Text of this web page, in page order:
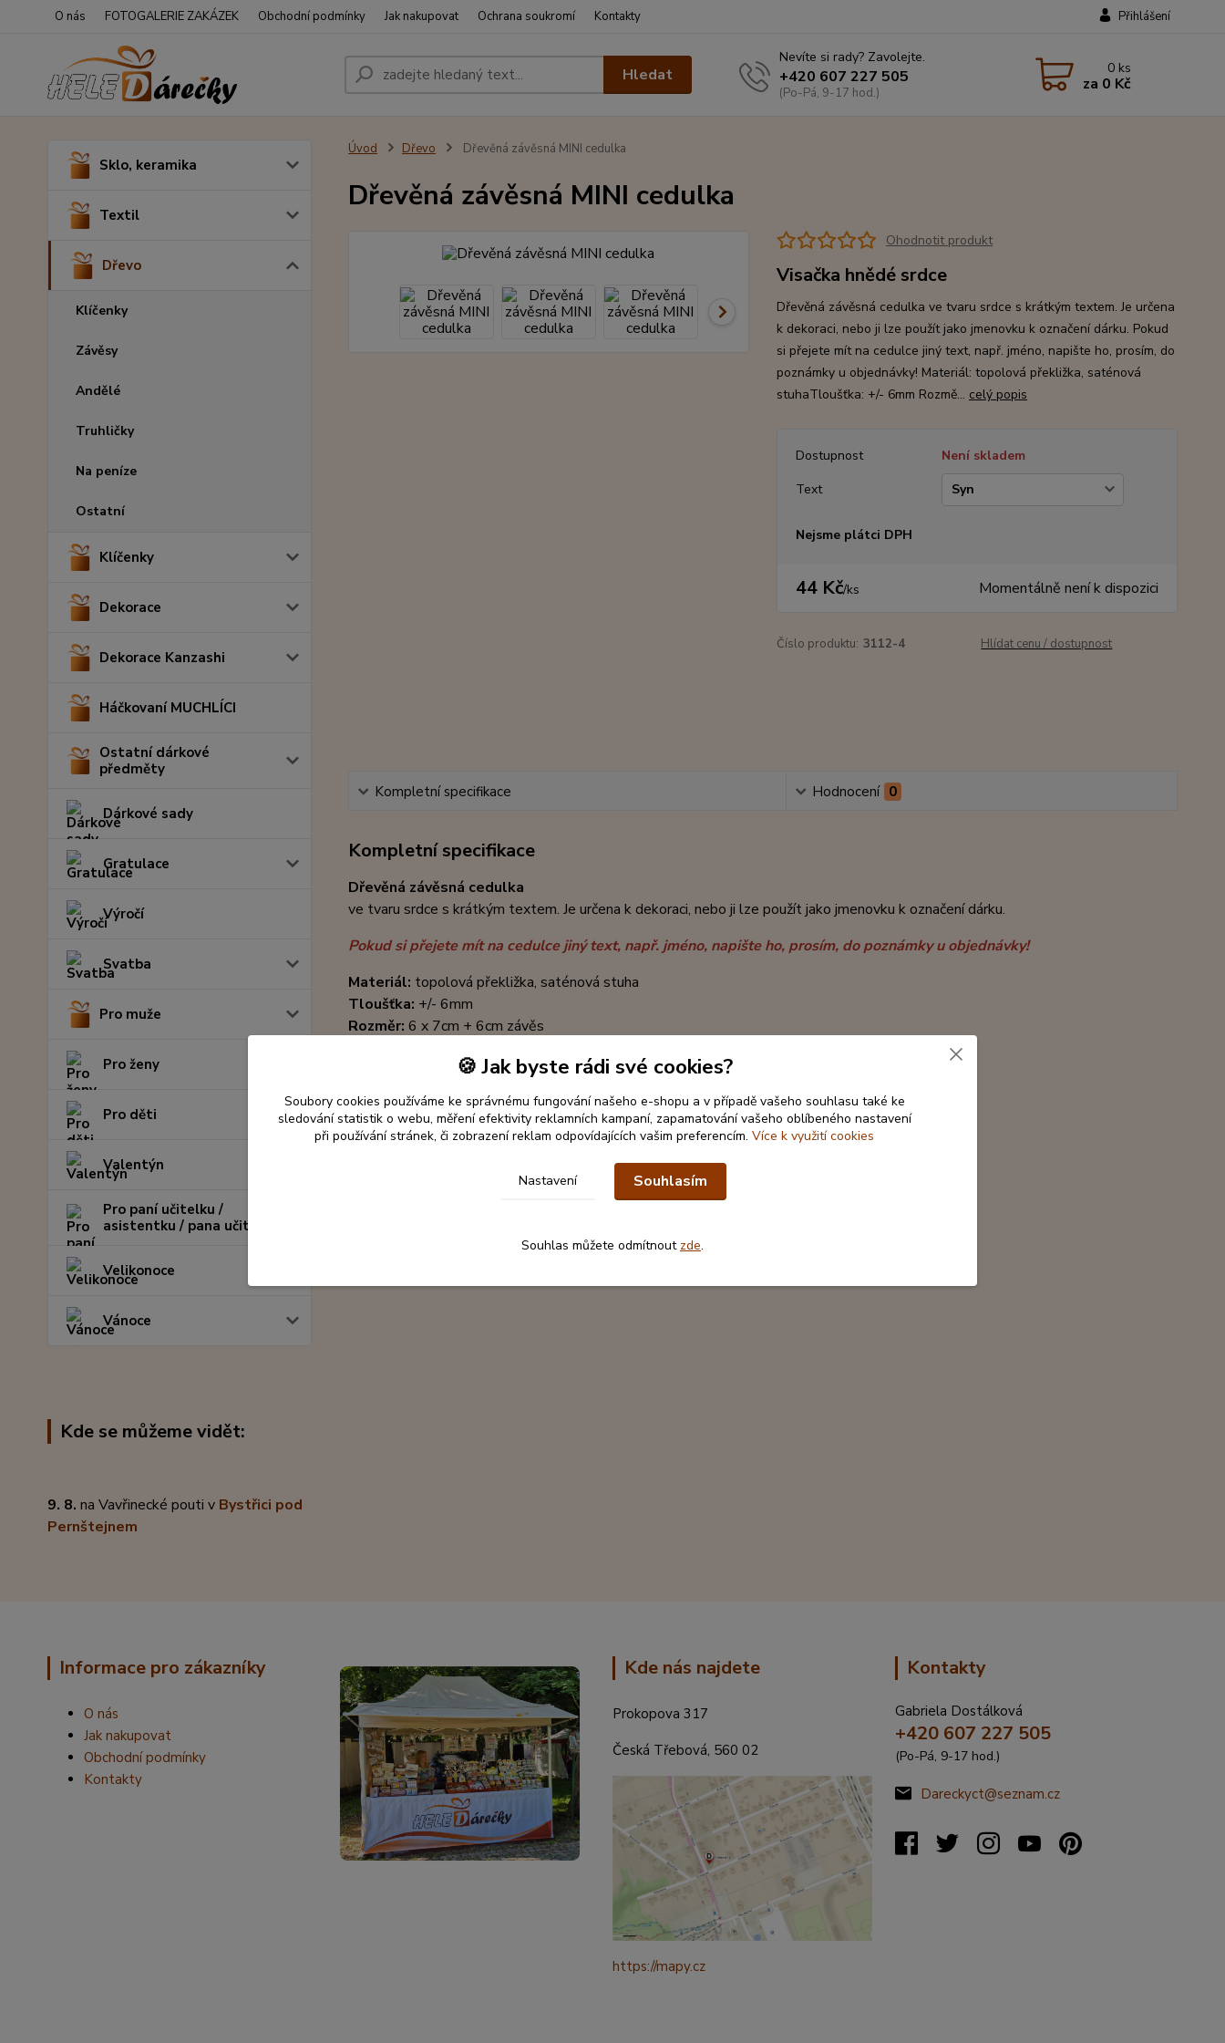
O nás FOTOGALERIE ZAKÁZEK Obchodní podmínky Jak nakupovat Ochrana soukromí Kontakty Přihlášení
Hledat
Nevíte si rady? Zavolejte.
+420 607 227 505
(Po-Pá, 9-17 hod.)
0 ks
za 0 Kč
Sklo, keramika
Textil
Dřevo
Klíčenky
Závěsy
Andělé
Truhličky
Na peníze
Ostatní
Klíčenky
Dekorace
Dekorace Kanzashi
Háčkovaní MUCHLÍCI
Ostatní dárkové
předměty
Dárkové sady
Gratulace
Výročí
Svatba
Pro muže
Pro ženy
Pro děti
Valentýn
Pro paní učitelku /
asistentku / pana učitele
Velikonoce
Vánoce
Kde se můžeme vidět:
9. 8. na Vavřinecké pouti v Bystřici pod
Pernštejnem
Úvod Dřevo Dřevěná závěsná MINI cedulka
Dřevěná závěsná MINI cedulka
Ohodnotit produkt
Visačka hnědé srdce
Dřevěná závěsná cedulka ve tvaru srdce s krátkým textem. Je určena
k dekoraci, nebo ji lze použít jako jmenovku k označení dárku. Pokud
si přejete mít na cedulce jiný text, např. jméno, napište ho, prosím, do
poznámky u objednávky! Materiál: topolová překližka, saténová
stuhaTloušťka: +/- 6mm Rozmě... celý popis
Dostupnost
Není skladem
Text
Nejsme plátci DPH
44 Kč/ks Momentálně není k dispozici
Číslo produktu: 3112-4 Hlídat cenu / dostupnost
Kompletní specifikace Hodnocení 0
Kompletní specifikace
Dřevěná závěsná cedulka
ve tvaru srdce s krátkým textem. Je určena k dekoraci, nebo ji lze použít jako jmenovku k označení dárku.
Pokud si přejete mít na cedulce jiný text, např. jméno, napište ho, prosím, do poznámky u objednávky!
Materiál: topolová překližka, saténová stuha
Tloušťka: +/- 6mm
Rozměr: 6 x 7cm + 6cm závěs
Informace pro zákazníky
O nás
Jak nakupovat
Obchodní podmínky
Kontakty
Kde nás najdete
Prokopova 317
Česká Třebová, 560 02
https://mapy.cz
Kontakty
Gabriela Dostálková
+420 607 227 505
(Po-Pá, 9-17 hod.)
Dareckyct@seznam.cz
🍪 Jak byste rádi své cookies?
Soubory cookies používáme ke správnému fungování našeho e-shopu a v případě vašeho souhlasu také ke
sledování statistik o webu, měření efektivity reklamních kampaní, zapamatování vašeho oblíbeného nastavení
při používání stránek, či zobrazení reklam odpovídajících vašim preferencím. Více k využití cookies
Nastavení Souhlasím
Souhlas můžete odmítnout zde.